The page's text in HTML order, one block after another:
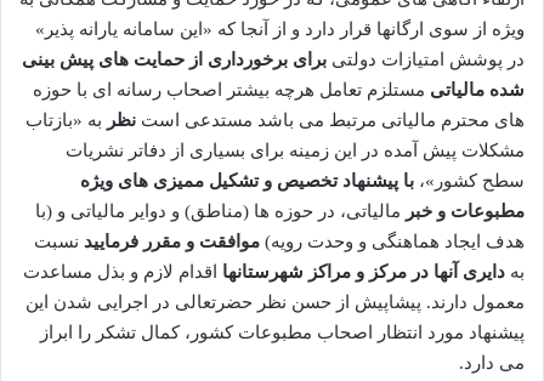
ویژه از سوی ارگانها قرار دارد و از آنجا که «این سامانه یارانه پذیر»
در پوشش امتیازات دولتی برای برخورداری از حمایت های پیش بینی
شده مالیاتی مستلزم تعامل هرچه بیشتر اصحاب رسانه ای با حوزه
های محترم مالیاتی مرتبط می باشد مستدعی است نظر به «بازتاب
مشکلات پیش آمده در این زمینه برای بسیاری از دفاتر نشریات
سطح کشور»، با پیشنهاد تخصیص و تشکیل ممیزی های ویژه
مطبوعات و خبر مالیاتی، در حوزه ها (مناطق) و دوایر مالیاتی و (با
هدف ایجاد هماهنگی و وحدت رویه) موافقت و مقرر فرمایید نسبت
به دایری آنها در مرکز و مراکز شهرستانها
اقدام لازم و بذل مساعدت
معمول دارند. پیشاپیش از حسن نظر حضرتعالی در اجرایی شدن این
پیشنهاد مورد انتظار اصحاب مطبوعات کشور، کمال تشکر را ابراز
می دارد.